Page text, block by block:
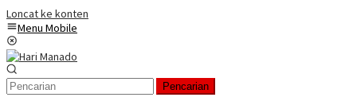
Loncat ke konten
Menu Mobile
Pencarian